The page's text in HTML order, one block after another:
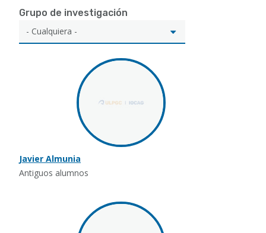
Grupo de investigación
Javier Almunia
Antiguos alumnos